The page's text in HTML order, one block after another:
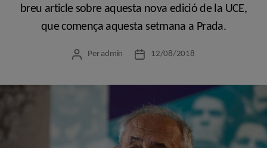
breu article sobre aquesta nova edició de la UCE,
que comença aquesta setmana a Prada.
Autor
Per admin
Data12/08/2018